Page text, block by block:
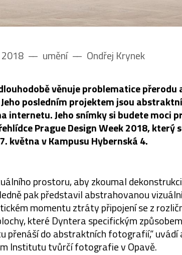
–– umění –– Ondřej Krynek
věnuje problematice přerodu
posledním projektem jsou
internetu. Jeho snímky si budete moci
Prague Design Week 2018, který
května v Kampusu Hybernská 4.
prostoru, aby zkoumal
pak představil abstrahovanou
momentu ztráty připojení se z
které Dyntera specifickým
do abstraktních fotografií,“ uvádí
Institutu tvůrčí fotografie v Opavě.